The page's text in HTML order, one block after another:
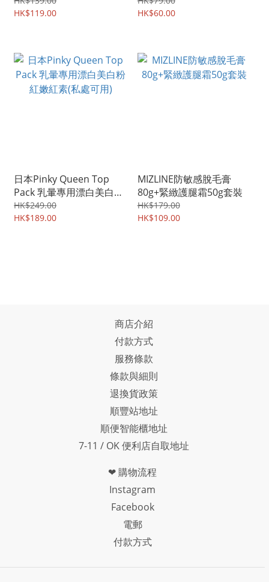
HK$119.00
HK$60.00
日本Pinky Queen Top
Pack 乳暈專用漂白美白粉
紅嫩紅素(私處可用)
HK$249.00
HK$189.00
MIZLINE防敏感脫毛膏
80g+緊緻護腿霜50g套裝
HK$179.00
HK$109.00
商店介紹
付款方式
服務條款
條款與細則
退換貨政策
順豐站地址
順便智能櫃地址
7-11 / OK 便利店自取地址
❤ 購物流程
Instagram
Facebook
電郵
付款方式